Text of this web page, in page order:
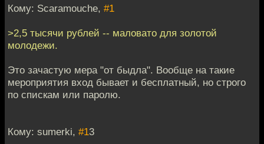
Кому: Scaramouche, #1
>2,5 тысячи рублей -- маловато для золотой
молодежи.
Это зачастую мера "от быдла". Вообще на такие
мероприятия вход бывает и бесплатный, но строго
по спискам или паролю.
Кому: sumerki, #13